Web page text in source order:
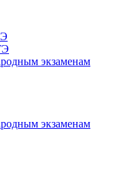
экзаменам
экзаменам